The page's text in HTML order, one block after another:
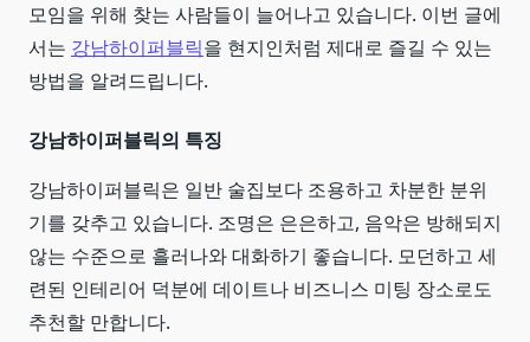
모임을 위해 찾는 사람들이 늘어나고 있습니다. 이번 글에
서는 강남하이퍼블릭을 현지인처럼 제대로 즐길 수 있는
방법을 알려드립니다.
강남하이퍼블릭의 특징
강남하이퍼블릭은 일반 술집보다 조용하고 차분한 분위
기를 갖추고 있습니다. 조명은 은은하고, 음악은 방해되지
않는 수준으로 흘러나와 대화하기 좋습니다. 모던하고 세
련된 인테리어 덕분에 데이트나 비즈니스 미팅 장소로도
추천할 만합니다.